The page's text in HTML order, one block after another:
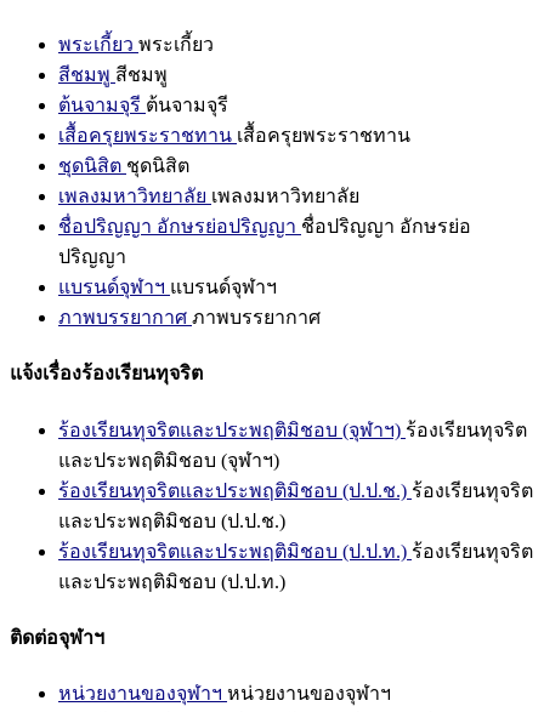
พระเกี้ยว พระเกี้ยว
สีชมพู สีชมพู
ต้นจามจุรี ต้นจามจุรี
เสื้อครุยพระราชทาน เสื้อครุยพระราชทาน
ชุดนิสิต ชุดนิสิต
เพลงมหาวิทยาลัย เพลงมหาวิทยาลัย
ชื่อปริญญา อักษรย่อปริญญา ชื่อปริญญา อักษรย่อ
ปริญญา
แบรนด์จุฬาฯ แบรนด์จุฬาฯ
ภาพบรรยากาศ ภาพบรรยากาศ
แจ้งเรื่องร้องเรียนทุจริต
ร้องเรียนทุจริตและประพฤติมิชอบ (จุฬาฯ) ร้องเรียนทุจริต
และประพฤติมิชอบ (จุฬาฯ)
ร้องเรียนทุจริตและประพฤติมิชอบ (ป.ป.ช.) ร้องเรียนทุจริต
และประพฤติมิชอบ (ป.ป.ช.)
ร้องเรียนทุจริตและประพฤติมิชอบ (ป.ป.ท.) ร้องเรียนทุจริต
และประพฤติมิชอบ (ป.ป.ท.)
ติดต่อจุฬาฯ
หน่วยงานของจุฬาฯ หน่วยงานของจุฬาฯ